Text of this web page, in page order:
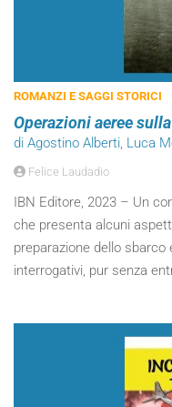
ROMANZI E SAGGI STORICI
Operazioni aeree
di Agostino Alberti, Luca
Felice Laudadio
IBN Editore, 2023 – Un
che presenta alcuni
preparazione dello
interrogativi, pur senza